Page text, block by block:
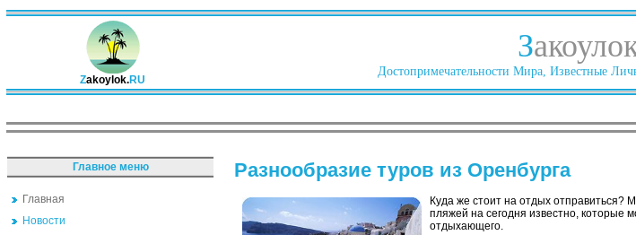
Zakoylok.RU
З
Достопримечательности Мира, Известные
Главное меню
Главная
Новости
Разнообразие туров из Оренбурга
Куда же стоит на отдых отправиться?
пляжей на сегодня известно, которые
отдыхающего.